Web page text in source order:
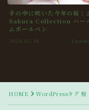
手の中に咲いた今年の桜
Sakura Collection ハー
ムボールペン
2026.02.18
HOME WordPressタグ 桜